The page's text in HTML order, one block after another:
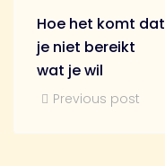
Hoe het komt dat
je niet bereikt
wat je wil
Previous post